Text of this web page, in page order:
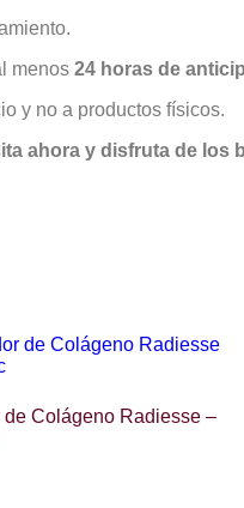
menos 24 horas de
y no a productos físicos.
ahora y disfruta de los
de Colágeno Radiesse –